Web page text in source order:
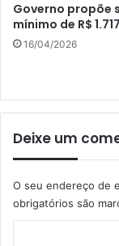
Governo propõe
mínimo de R$
16/04/2026
Deixe um
O seu endereço de
obrigatórios são